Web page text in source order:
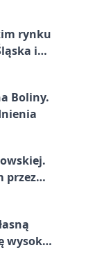
rynku
i
Boliny.
przez
wysoką